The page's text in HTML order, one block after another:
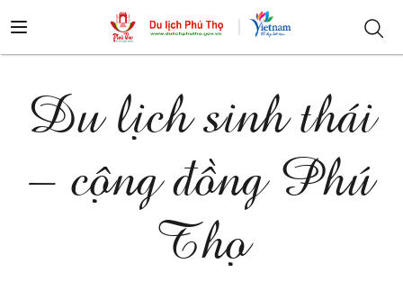
Du lịch sinh thái
– cộng đồng Phú
Thọ